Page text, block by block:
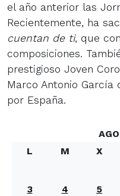
el año anterior las
Recientemente, ha
cuentan de ti, que
composiciones.
prestigioso Joven
Marco Antonio García
por España.
L
M X
3
4 5